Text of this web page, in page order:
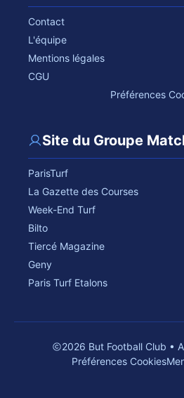
Contact
L'équipe
Mentions légales
CGU
Préférences
Site du Groupe
ParisTurf
La Gazette des Courses
Week-End Turf
Bilto
Tiercé Magazine
Geny
Paris Turf Etalons
2026 But Football Club •
Préférences Cookies